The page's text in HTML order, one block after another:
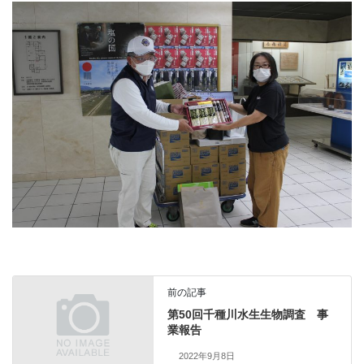
前の記事
第50回千種川水生生物調査 事
業報告
2022年9月8日